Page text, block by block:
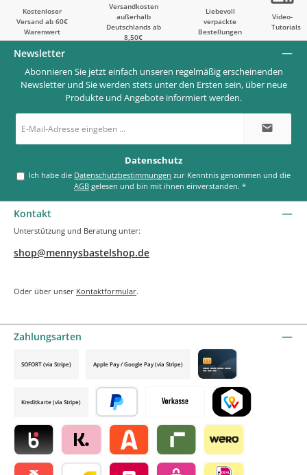
Kostenloser
Versand ab 60€
Warenwert
Versandkosten
außerhalb
Deutschlands ab
8,50€
Liebevoll
verpackte
Bestellungen
Video-
Tutorials
Newsletter
Abonnieren Sie jetzt einfach unseren regelmäßig erscheinenden
Newsletter und Sie werden stets unter den Ersten sein, über neue
Produkte und Angebote informiert werden.
E-
Mail-
*
Datenschutz
Ich habe die Datenschutzbestimmungen
AGB gelesen und bin mit ihnen einverstanden.*
Kontakt
Unterstützung und Beratung unter:
shop@mennysbastelshop.de
Oder über unser Kontaktformular.
Zahlungsarten
Vorkasse TWINT by mollie
Blik by mollieKlarna by mollieAlma by mollieRiverty by mollie
Wero
SOFORT (via Stripe) Apple Pay / Google Pay (via Stripe)
Credit card by mollie
Kreditkarte (via Stripe)
Später bezahlen